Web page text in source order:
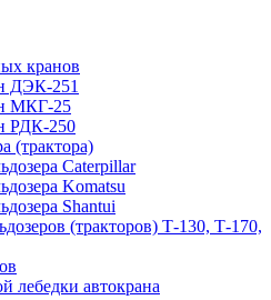
кранов
ДЭК-251
МКГ-25
РДК-250
(трактора)
Caterpillar
Komatsu
Shantui
(тракторов) Т-130, Т-170,
лебедки автокрана